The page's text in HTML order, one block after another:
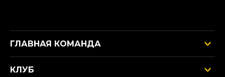
ГЛАВНАЯ КОМАНДА
КЛУБ